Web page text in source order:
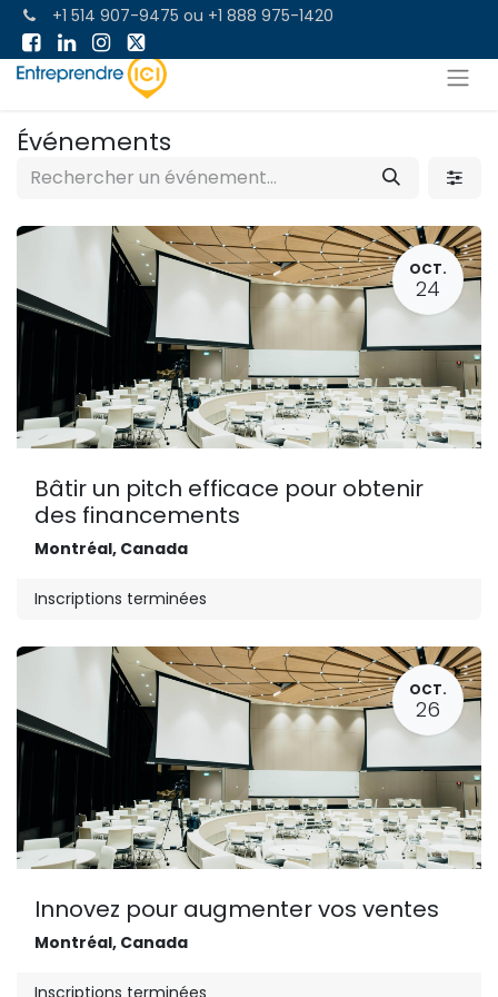
Événements
OCT.
24
Bâtir un pitch efficace pour obtenir
des financements
Montréal, Canada
Inscriptions terminées
OCT.
26
Innovez pour augmenter vos ventes
Montréal, Canada
Inscriptions terminées
+1 514 907-9475 ou +1 888 975-1420